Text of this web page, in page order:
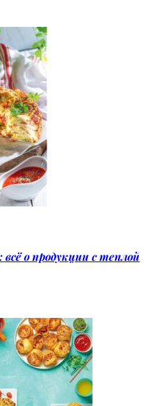
всё о продукции с теплой